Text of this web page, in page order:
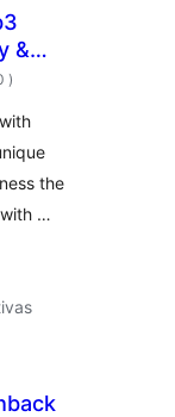
&
classificações
)
the
…